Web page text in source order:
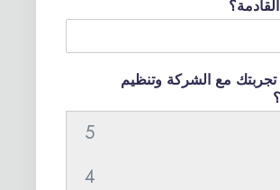
s
1
مع الشركة وتنظيم
5
4